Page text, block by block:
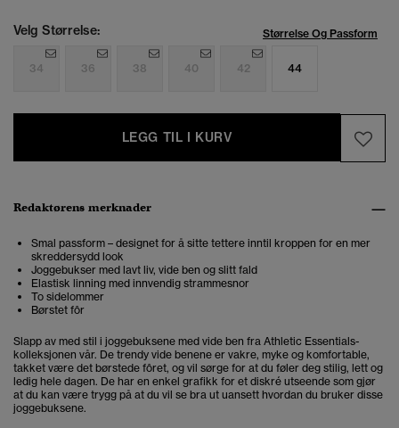
Velg Størrelse: Størrelse Og Passform
34 36 38 40 42 44
LEGG TIL I KURV
Redaktørens merknader
Smal passform – designet for å sitte tettere inntil kroppen for en mer
skreddersydd look
Joggebukser med lavt liv, vide ben og slitt fald
Elastisk linning med innvendig strammesnor
To sidelommer
Børstet fôr
Slapp av med stil i joggebuksene med vide ben fra Athletic Essentials-
kolleksjonen vår. De trendy vide benene er vakre, myke og komfortable,
takket være det børstede fôret, og vil sørge for at du føler deg stilig, lett og
ledig hele dagen. De har en enkel grafikk for et diskré utseende som gjør
at du kan være trygg på at du vil se bra ut uansett hvordan du bruker disse
joggebuksene.